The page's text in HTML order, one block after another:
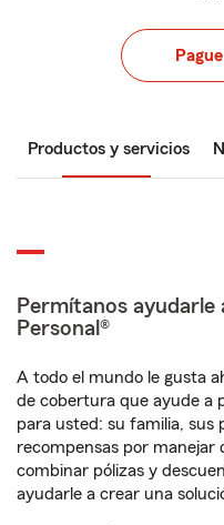
Productos y servicios
Permítanos ayudarle
Personal®
A todo el mundo le gusta
de cobertura que ayude a
para usted: su familia, sus
recompensas por manejar
combinar pólizas y
ayudarle a crear una